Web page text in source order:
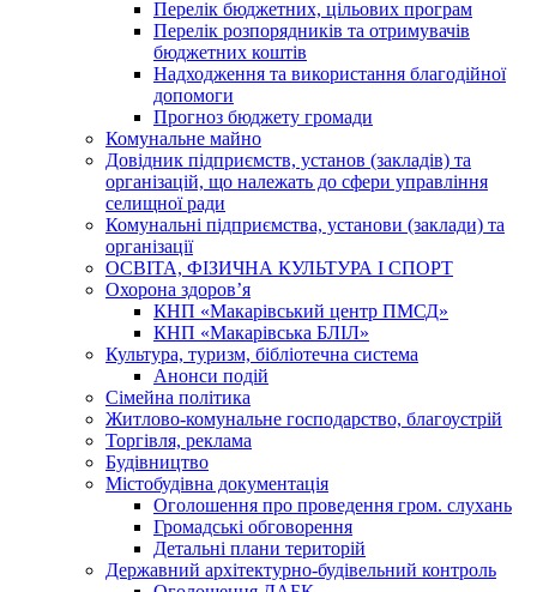
Перелік бюджетних, цільових програм
Перелік розпорядників та отримувачів
бюджетних коштів
Надходження та використання благодійної
допомоги
Прогноз бюджету громади
Комунальне майно
Довідник підприємств, установ (закладів) та
організацій, що належать до сфери управління
селищної ради
Комунальні підприємства, установи (заклади) та
організації
ОСВІТА, ФІЗИЧНА КУЛЬТУРА І СПОРТ
Охорона здоров’я
КНП «Макарівський центр ПМСД»
КНП «Макарівська БЛІЛ»
Культура, туризм, бібліотечна система
Анонси подій
Сімейна політика
Житлово-комунальне господарство, благоустрій
Торгівля, реклама
Будівництво
Містобудівна документація
Оголошення про проведення гром. слухань
Громадські обговорення
Детальні плани територій
Державний архітектурно-будівельний контроль